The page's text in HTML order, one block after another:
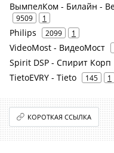
ВымпелКом - Билайн -
9509 1
Philips 2099 1
VideoMost - ВидеоМост
Spirit DSP - Спирит Корп
TietoEVRY - Tieto 145 1
КОРОТКАЯ ССЫЛКА